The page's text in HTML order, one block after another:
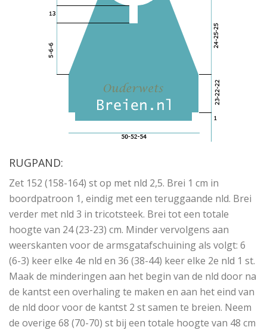
RUGPAND:
Zet 152 (158-164) st op met nld 2,5. Brei 1 cm in
boordpatroon 1, eindig met een teruggaande nld. Brei
verder met nld 3 in tricotsteek. Brei tot een totale
hoogte van 24 (23-23) cm. Minder vervolgens aan
weerskanten voor de armsgatafschuining als volgt: 6
(6-3) keer elke 4e nld en 36 (38-44) keer elke 2e nld 1 st.
Maak de minderingen aan het begin van de nld door na
de kantst een overhaling te maken en aan het eind van
de nld door voor de kantst 2 st samen te breien. Neem
de overige 68 (70-70) st bij een totale hoogte van 48 cm